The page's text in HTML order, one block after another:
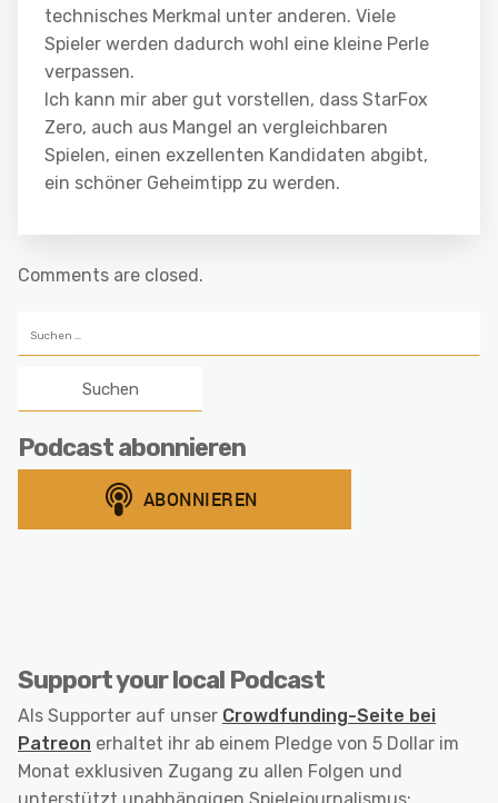
technisches Merkmal unter anderen. Viele
Spieler werden dadurch wohl eine kleine Perle
verpassen.
Ich kann mir aber gut vorstellen, dass StarFox
Zero, auch aus Mangel an vergleichbaren
Spielen, einen exzellenten Kandidaten abgibt,
ein schöner Geheimtipp zu werden.
Comments are closed.
nach:
Podcast abonnieren
Support your local Podcast
Als Supporter auf unser Crowdfunding-Seite bei
Patreon erhaltet ihr ab einem Pledge von 5 Dollar im
Monat exklusiven Zugang zu allen Folgen und